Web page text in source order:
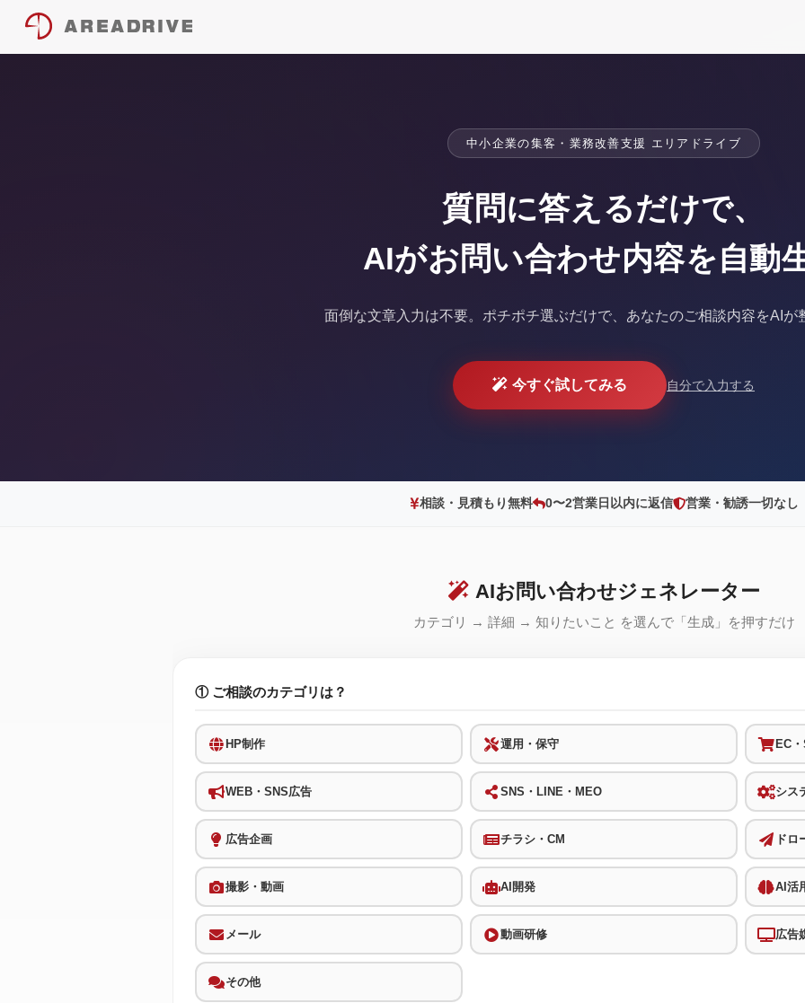
中小企業の集客・業務改善支援 エリアドライブ
質問に答えるだけで、
AIがお問い合わせ内容を自動
面倒な文章入力は不要。 ポチポチ選ぶだけで、あなたのご相談内容をAIが
今すぐ試してみる 自分で入力する
相談・見積もり無料 0〜2営業日以内に返信 営業・勧誘一切なし
AIお問い合わせジェネレーター
カテゴリ → 詳細 → 知りたいこと を選んで「生成」を押すだけ
① ご相談のカテゴリは？
HP制作 運用・保守 EC
WEB・SNS広告 SNS・LINE・MEO シス
広告企画 チラシ・CM ドロ
撮影・動画 AI開発 AI活
メール 動画研修 広告
その他